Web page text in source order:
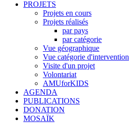
PROJETS
Projets en cours
Projets réalisés
par pays
par catégorie
Vue géographique
Vue catégorie d'intervention
Visite d'un projet
Volontariat
AMUforKIDS
AGENDA
PUBLICATIONS
DONATION
MOSAÏK